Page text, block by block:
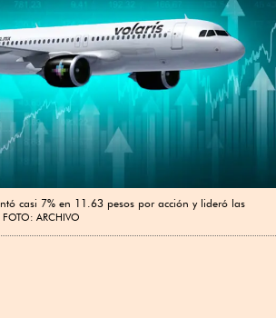
casi 7% en 11.63 pesos por acción y lideró las
FOTO: ARCHIVO